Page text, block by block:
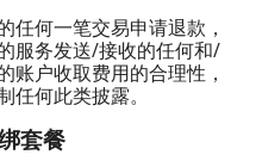
任何一笔交易申请退款，
服务发送/接收的任何和/
账户收取费用的合理性，
任何此类披露。
套餐